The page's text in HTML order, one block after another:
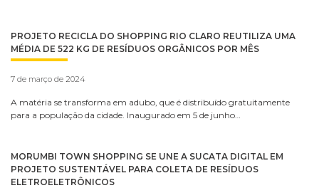
PROJETO RECICLA DO SHOPPING RIO CLARO REUTILIZA UMA
MÉDIA DE 522 KG DE RESÍDUOS ORGÂNICOS POR MÊS
7 de março de 2024
A matéria se transforma em adubo, que é distribuído gratuitamente
para a população da cidade. Inaugurado em 5 de junho…
MORUMBI TOWN SHOPPING SE UNE A SUCATA DIGITAL EM
PROJETO SUSTENTÁVEL PARA COLETA DE RESÍDUOS
ELETROELETRÔNICOS